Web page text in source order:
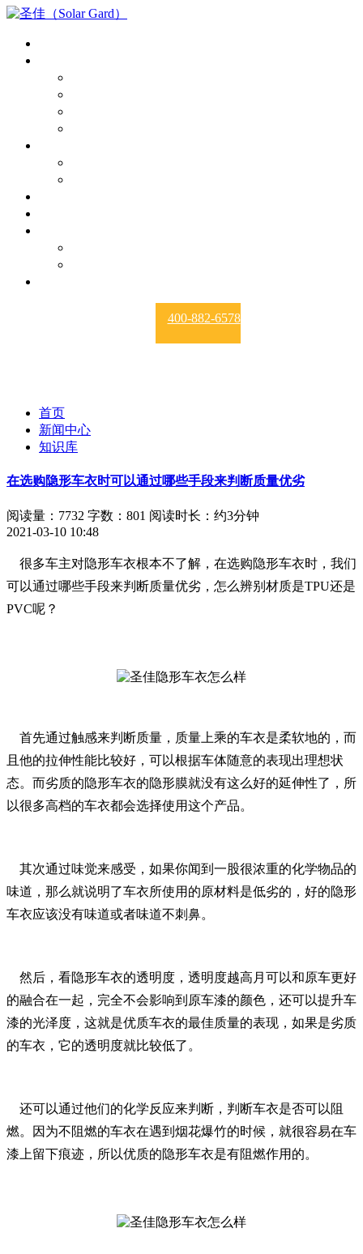
400-882-6578
首页
新闻中心
知识库
在选购隐形车衣时可以通过哪些手段来判断质量优劣
阅读量：7732 字数：801 阅读时长：约3分钟
2021-03-10 10:48
很多车主对隐形车衣根本不了解，在选购隐形车衣时，我们
可以通过哪些手段来判断质量优劣，怎么辨别材质是TPU还是
PVC呢？
首先通过触感来判断质量，质量上乘的车衣是柔软地的，而
且他的拉伸性能比较好，可以根据车体随意的表现出理想状
态。而劣质的隐形车衣的隐形膜就没有这么好的延伸性了，所
以很多高档的车衣都会选择使用这个产品。
其次通过味觉来感受，如果你闻到一股很浓重的化学物品的
味道，那么就说明了车衣所使用的原材料是低劣的，好的隐形
车衣应该没有味道或者味道不刺鼻。
然后，看隐形车衣的透明度，透明度越高月可以和原车更好
的融合在一起，完全不会影响到原车漆的颜色，还可以提升车
漆的光泽度，这就是优质车衣的最佳质量的表现，如果是劣质
的车衣，它的透明度就比较低了。
还可以通过他们的化学反应来判断，判断车衣是否可以阻
燃。因为不阻燃的车衣在遇到烟花爆竹的时候，就很容易在车
漆上留下痕迹，所以优质的隐形车衣是有阻燃作用的。